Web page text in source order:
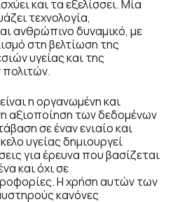
και τα εξελίσσει. Μία
τεχνολογία,
ανθρώπινο δυναμικό, με
στη βελτίωση της
υγείας και της
η οργανωμένη και
αξιοποίηση των δεδομένων
σε έναν ενιαίο και
υγείας δημιουργεί
για έρευνα που βασίζεται
και όχι σε
Η χρήση αυτών των
κανόνες